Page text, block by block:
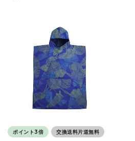
ポイント3倍 交換送料片道無料